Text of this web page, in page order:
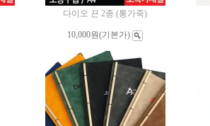
다이오 끈 2종 (통가죽)
10,000원(기본가)